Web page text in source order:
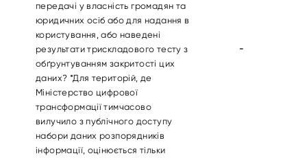
передачі у власність громадян та
юридичних осіб або для надання в
користування, або наведені
результати трискладового тесту з
обґрунтуванням закритості цих
даних? *Для територій, де
Міністерство цифрової
трансформації тимчасово
вилучило з публічного доступу
набори даних розпорядників
інформації, оцінюється тільки
-